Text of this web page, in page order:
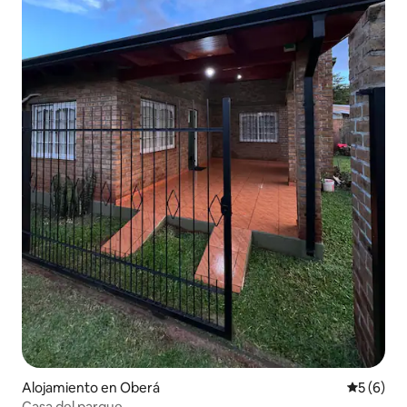
Alojamiento en Oberá
5 (6)